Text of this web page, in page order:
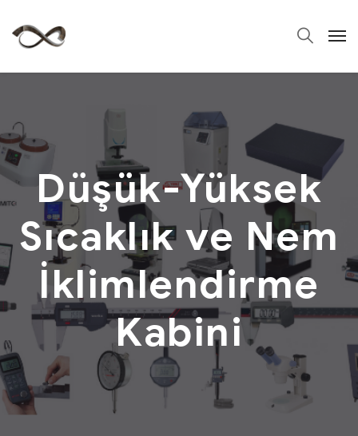
Düşük-Yüksek
Sıcaklık ve Nem
İklimlendirme
Kabini